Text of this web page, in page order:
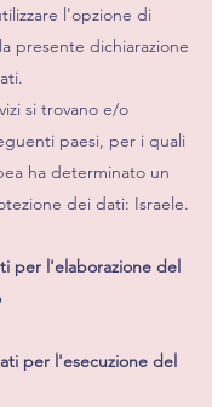
l'opzione di
presente dichiarazione
si trovano e/o
paesi, per i quali
ha determinato un
dei dati: Israele.
per l'elaborazione del
per l'esecuzione del